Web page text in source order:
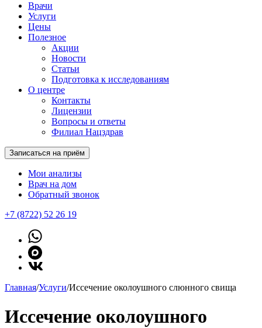
Врачи
Услуги
Цены
Полезное
Акции
Новости
Статьи
Подготовка к исследованиям
О центре
Контакты
Лицензии
Вопросы и ответы
Филиал Нацздрав
Записаться на приём
Мои анализы
Врач на дом
Обратный звонок
+7 (8722) 52 26 19
Главная/Услуги/Иссечение околоушного слюнного свища
Иссечение околоушного